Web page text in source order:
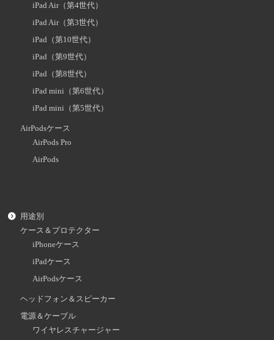
iPad Air（第4世代）
iPad Air（第3世代）
iPad（第10世代）
iPad（第9世代）
iPad（第8世代）
iPad mini（第6世代）
iPad mini（第5世代）
AirPodsケース
AirPods Pro
AirPods
用途別
ケース＆プロテクター
iPhoneケース
iPadケース
AirPodsケース
ヘッドフォン＆スピーカー
電源＆ケーブル
ワイヤレスチャージャー